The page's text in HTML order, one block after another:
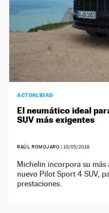
ACTUALIDAD
El neumático ideal
SUV más exigentes
RAÚL ROMOJARO | 10/05/2019
Michelin incorpora su más
nuevo Pilot Sport 4 SUV,
prestaciones.